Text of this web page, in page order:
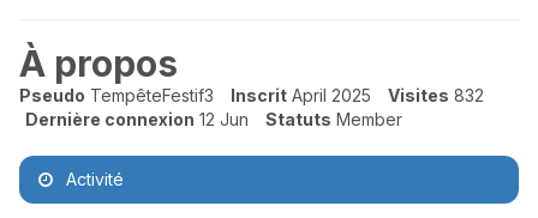
À propos
Pseudo TempêteFestif3 Inscrit April 2025 Visites 832
Dernière connexion 12 Jun Statuts Member
Activité